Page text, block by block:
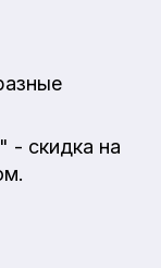
- скидка на